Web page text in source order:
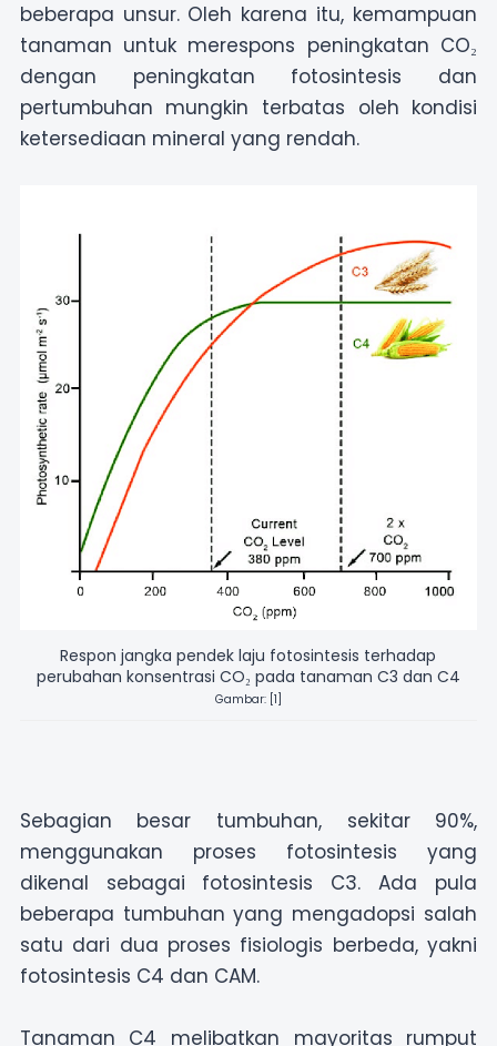
beberapa unsur. Oleh karena itu, kemampuan
tanaman untuk merespons peningkatan CO₂
dengan peningkatan fotosintesis dan
pertumbuhan mungkin terbatas oleh kondisi
ketersediaan mineral yang rendah.
Respon jangka pendek laju fotosintesis terhadap
perubahan konsentrasi CO₂ pada tanaman C3 dan C4
Gambar: [1]
Sebagian besar tumbuhan, sekitar 90%,
menggunakan proses fotosintesis yang
dikenal sebagai fotosintesis C3. Ada pula
beberapa tumbuhan yang mengadopsi salah
satu dari dua proses fisiologis berbeda, yakni
fotosintesis C4 dan CAM.
Tanaman C4 melibatkan mayoritas rumput